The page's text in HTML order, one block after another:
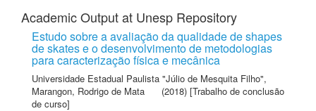
Academic Output at Unesp Repository
Estudo sobre a avaliação da qualidade de shapes
de skates e o desenvolvimento de metodologias
para caracterização física e mecânica
Universidade Estadual Paulista "Júlio de Mesquita Filho",
Marangon, Rodrigo de Mata
(2018) [Trabalho de conclusão
de curso]